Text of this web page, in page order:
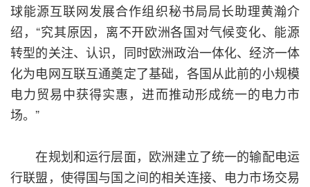
球能源互联网发展合作组织秘书局局长助理黄瀚介
绍，“究其原因，离不开欧洲各国对气候变化、能源
转型的关注、认识，同时欧洲政治一体化、经济一体
化为电网互联互通奠定了基础，各国从此前的小规模
电力贸易中获得实惠，进而推动形成统一的电力市
场。”
在规划和运行层面，欧洲建立了统一的输配电运
行联盟，使得国与国之间的相关连接、电力市场交易